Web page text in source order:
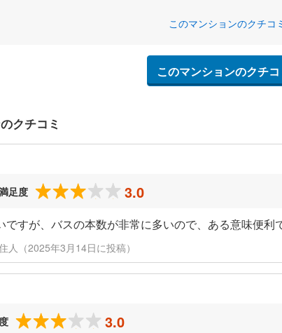
このマンションのクチコ
このマンションのクチ
クチコミ
足度 3.0
ですが、バスの本数が非常に多いので、ある意味便利
人（2025年3月14日に投稿）
3.0